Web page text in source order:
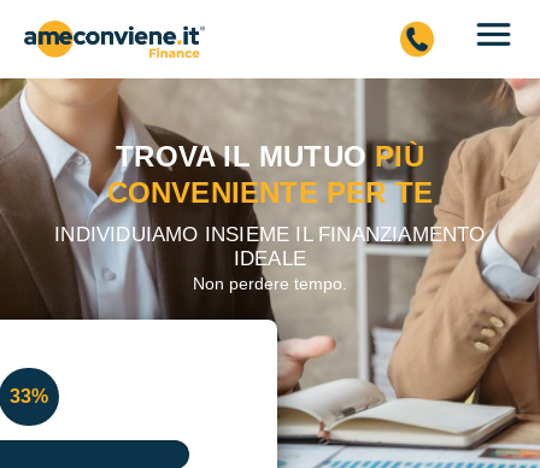
TROVA IL MUTUO PIÙ
CONVENIENTE PER TE
INDIVIDUIAMO INSIEME IL FINANZIAMENTO
IDEALE
Non perdere tempo.
%